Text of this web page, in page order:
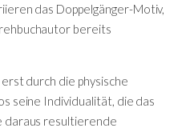
das Doppelgänger-Motiv,
bereits
durch die physische
seine Individualität, die das
daraus resultierende